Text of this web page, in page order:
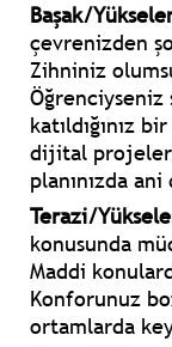
Başak/
çevrenizden
Zihniniz
Öğrenciyseniz
katıldığınız
dijital
planınızda
Terazi/
konusunda
Maddi
Konforunuz
ortamlarda